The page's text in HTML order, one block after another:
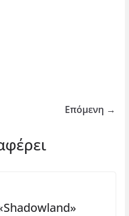
Επόμενη →